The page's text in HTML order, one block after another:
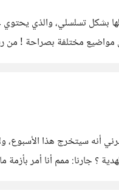
بشكل تسلسلي، والذي
أنه سيتخرج هذا
جارنا: ممم أنا أمر بأزمة